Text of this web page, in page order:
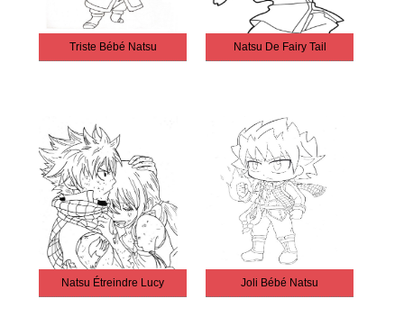
Triste Bébé Natsu Natsu De Fairy Tail
Natsu Étreindre Lucy Joli Bébé Natsu